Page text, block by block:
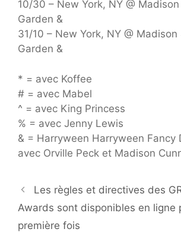
10/30 – New York, NY @
Garden &
31/10 – New York, NY @ Madison
Garden &
* = avec Koffee
# = avec Mabel
^ = avec King Princess
% = avec Jenny Lewis
& = Harryween Harryween Fancy
avec Orville Peck et Madison
Les règles et directives des
Awards sont disponibles en ligne
première fois